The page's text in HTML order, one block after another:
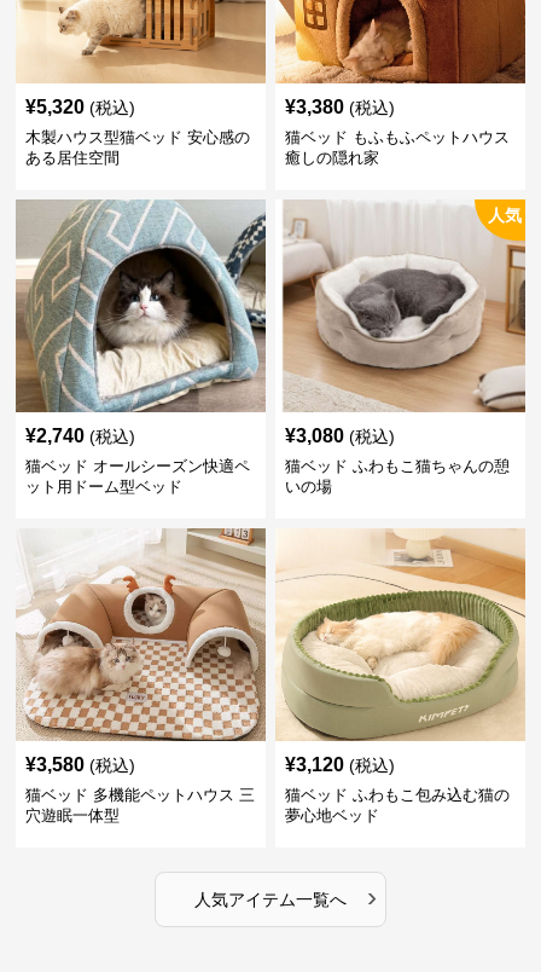
¥5,320 (税込)
木製ハウス型猫ベッド 安心感の
ある居住空間
¥3,380 (税込)
猫ベッド もふもふペットハウス
癒しの隠れ家
¥2,740 (税込)
猫ベッド オールシーズン快適ペ
ット用ドーム型ベッド
人気
¥3,080 (税込)
猫ベッド ふわもこ猫ちゃんの憩
いの場
¥3,580 (税込)
猫ベッド 多機能ペットハウス 三
穴遊眠一体型
¥3,120 (税込)
猫ベッド ふわもこ包み込む猫の
夢心地ベッド
人気アイテム一覧へ ›